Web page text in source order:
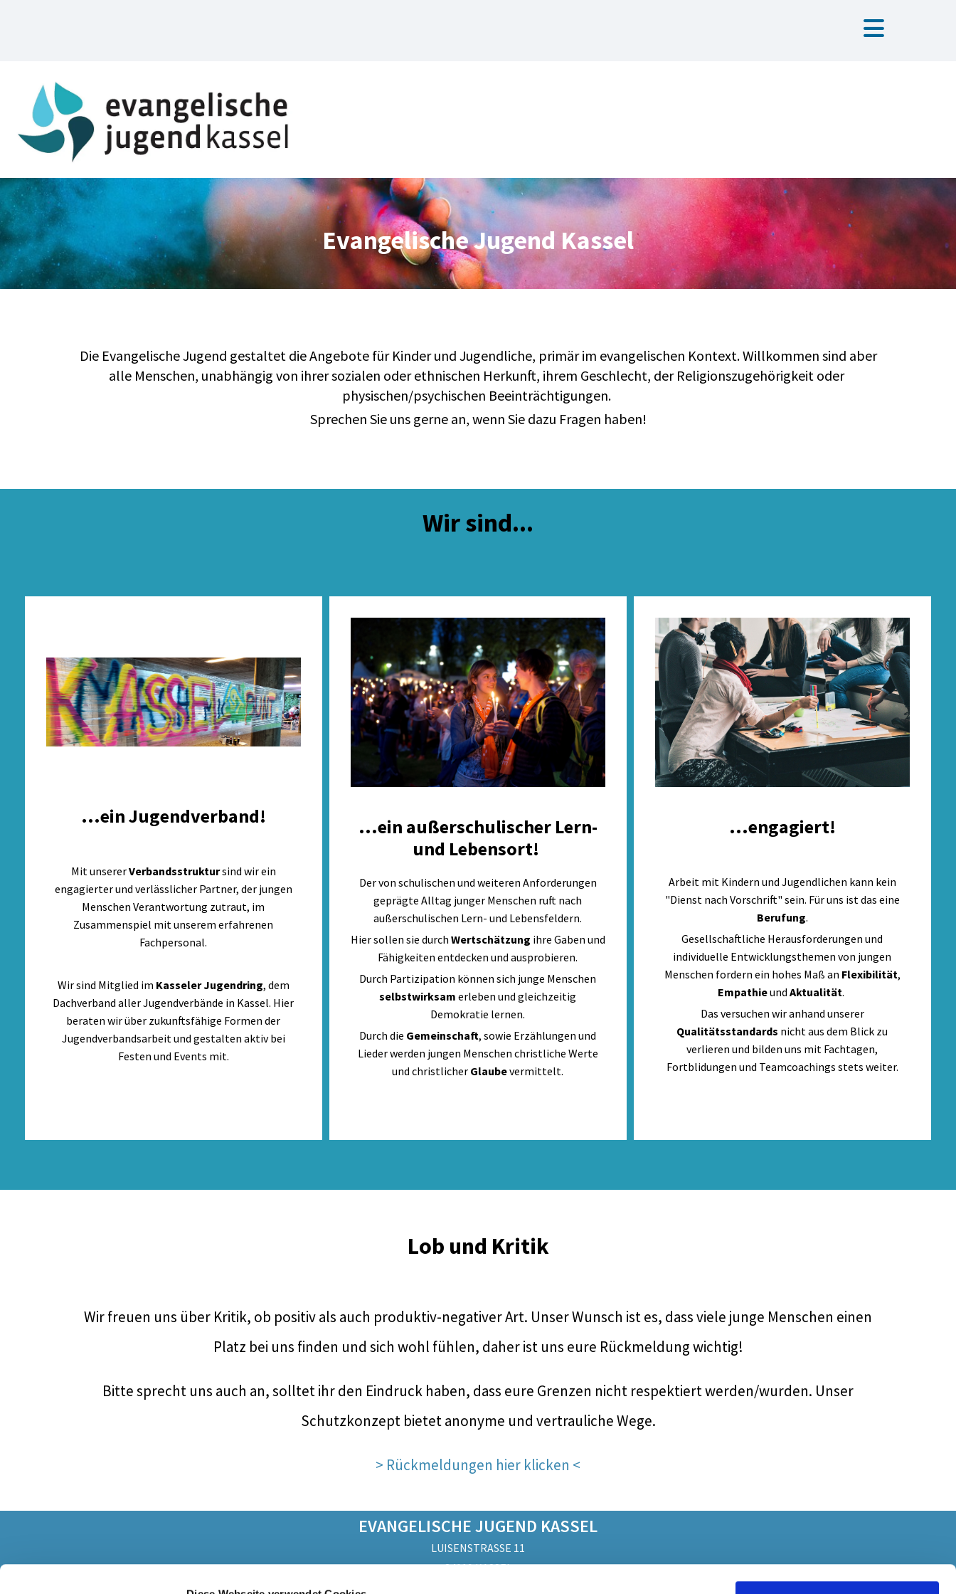
Evangelische Jugend Kassel
Die Evangelische Jugend gestaltet die Angebote für Kinder und Jugendliche, primär im evangelischen Kontext. Willkommen sind aber
alle Menschen, unabhängig von ihrer sozialen oder ethnischen Herkunft, ihrem Geschlecht, der Religionszugehörigkeit oder
physischen/psychischen Beeinträchtigungen.
Sprechen Sie uns gerne an, wenn Sie dazu Fragen haben!
Wir sind...
...ein Jugendverband!
Mit unsererVerbandsstruktursind wir ein
engagierter und verlässlicher Partner, der jungen
Menschen Verantwortung zutraut, im
Zusammenspiel mit unserem erfahrenen
Fachpersonal.
Wir sind Mitglied im Kasseler Jugendring, dem
Dachverband aller Jugendverbände in Kassel. Hier
beraten wir über zukunftsfähige Formen der
Jugendverbandsarbeit und gestalten aktiv bei
Festen und Events mit.
...ein außerschulischer Lern-
und Lebensort!
Der von schulischen und weiteren Anforderungen
geprägte Alltag junger Menschen ruft nach
außerschulischen Lern- und Lebensfeldern.
Hier sollen sie durch Wertschätzung ihre Gaben und
Fähigkeiten entdecken und ausprobieren.
Durch Partizipation können sich junge Menschen
selbstwirksam erleben und gleichzeitig
Demokratie lernen.
Durch die Gemeinschaft, sowie Erzählungen und
Lieder werden jungen Menschen christliche Werte
und christlicher Glaubevermittelt.
...engagiert!
Arbeit mit Kindern und Jugendlichen kann kein
"Dienst nach Vorschrift" sein. Für uns ist das eine
Berufung.
Gesellschaftliche Herausforderungen und
individuelle Entwicklungsthemen von jungen
Menschen fordern ein hohes Maß an Flexibilität,
EmpathieundAktualität.
Das versuchen wir anhand unserer
Qualitätsstandards nicht aus dem Blick zu
verlieren und bilden uns mit Fachtagen,
Fortblidungen und Teamcoachings stets weiter.
Lob und Kritik
Wir freuen uns über Kritik, ob positiv als auch produktiv-negativer Art. Unser Wunsch ist es, dass viele junge Menschen einen
Platz bei uns finden und sich wohl fühlen, daher ist uns eure Rückmeldung wichtig!
Bitte sprecht uns auch an, solltet ihr den Eindruck haben, dass eure Grenzen nicht respektiert werden/wurden. Unser
Schutzkonzept bietet anonyme und vertrauliche Wege.
> Rückmeldungen hier klicken <
EVANGELISCHE JUGEND KASSEL
LUISENSTRASSE 11
34119 KASSEL